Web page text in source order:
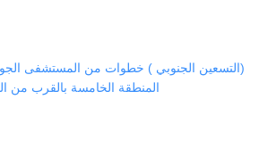
المنطقة الخامسة بالقرب من